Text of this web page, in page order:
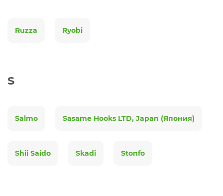
Ruzza Ryobi
S
Salmo Sasame Hooks LTD, Japan (Япония)
Shii Saido Skadi Stonfo